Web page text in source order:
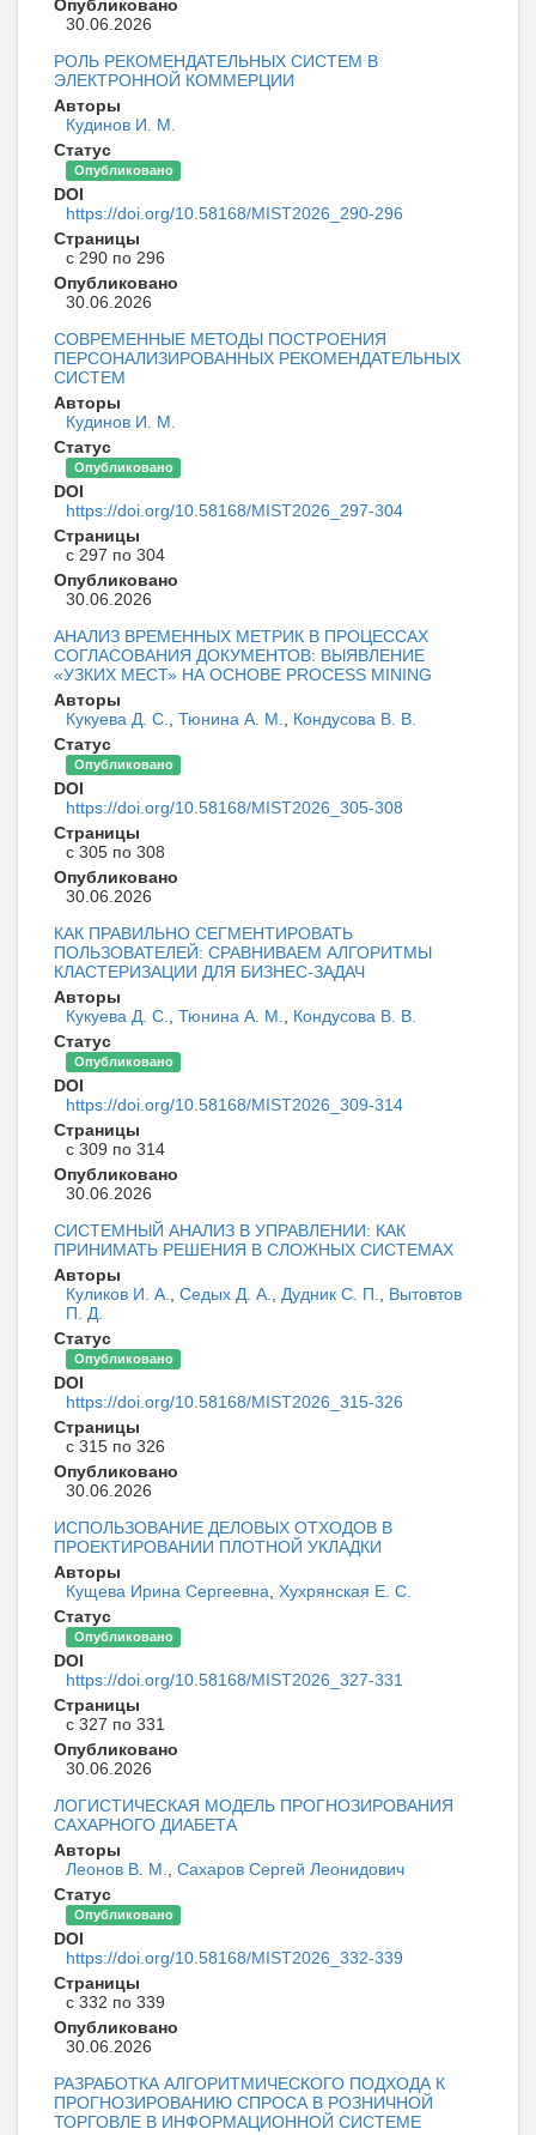
Опубликовано
30.06.2026
РОЛЬ РЕКОМЕНДАТЕЛЬНЫХ СИСТЕМ В
ЭЛЕКТРОННОЙ КОММЕРЦИИ
Авторы
Кудинов И. М.
Статус
Опубликовано
DOI
https://doi.org/10.58168/MIST2026_290-296
Страницы
с 290 по 296
Опубликовано
30.06.2026
СОВРЕМЕННЫЕ МЕТОДЫ ПОСТРОЕНИЯ
ПЕРСОНАЛИЗИРОВАННЫХ РЕКОМЕНДАТЕЛЬНЫХ
СИСТЕМ
Авторы
Кудинов И. М.
Статус
Опубликовано
DOI
https://doi.org/10.58168/MIST2026_297-304
Страницы
с 297 по 304
Опубликовано
30.06.2026
АНАЛИЗ ВРЕМЕННЫХ МЕТРИК В ПРОЦЕССАХ
СОГЛАСОВАНИЯ ДОКУМЕНТОВ: ВЫЯВЛЕНИЕ
«УЗКИХ МЕСТ» НА ОСНОВЕ PROCESS MINING
Авторы
Кукуева Д. С.
Тюнина А. М.
Кондусова В. В.
Статус
Опубликовано
DOI
https://doi.org/10.58168/MIST2026_305-308
Страницы
с 305 по 308
Опубликовано
30.06.2026
КАК ПРАВИЛЬНО СЕГМЕНТИРОВАТЬ
ПОЛЬЗОВАТЕЛЕЙ: СРАВНИВАЕМ АЛГОРИТМЫ
КЛАСТЕРИЗАЦИИ ДЛЯ БИЗНЕС-ЗАДАЧ
Авторы
Кукуева Д. С.
Тюнина А. М.
Кондусова В. В.
Статус
Опубликовано
DOI
https://doi.org/10.58168/MIST2026_309-314
Страницы
с 309 по 314
Опубликовано
30.06.2026
СИСТЕМНЫЙ АНАЛИЗ В УПРАВЛЕНИИ: КАК
ПРИНИМАТЬ РЕШЕНИЯ В СЛОЖНЫХ СИСТЕМАХ
Авторы
Куликов И. А.
Седых Д. А. Дудник С. П.
Вытовтов
П. Д.
Статус
Опубликовано
DOI
https://doi.org/10.58168/MIST2026_315-326
Страницы
с 315 по 326
Опубликовано
30.06.2026
ИСПОЛЬЗОВАНИЕ ДЕЛОВЫХ ОТХОДОВ В
ПРОЕКТИРОВАНИИ ПЛОТНОЙ УКЛАДКИ
Авторы
Кущева Ирина Сергеевна Хухрянская Е. С.
Статус
Опубликовано
DOI
https://doi.org/10.58168/MIST2026_327-331
Страницы
с 327 по 331
Опубликовано
30.06.2026
ЛОГИСТИЧЕСКАЯ МОДЕЛЬ ПРОГНОЗИРОВАНИЯ
САХАРНОГО ДИАБЕТА
Авторы
Леонов В. М.
Сахаров Сергей Леонидович
Статус
Опубликовано
DOI
https://doi.org/10.58168/MIST2026_332-339
Страницы
с 332 по 339
Опубликовано
30.06.2026
РАЗРАБОТКА АЛГОРИТМИЧЕСКОГО ПОДХОДА К
ПРОГНОЗИРОВАНИЮ СПРОСА В РОЗНИЧНОЙ
ТОРГОВЛЕ В ИНФОРМАЦИОННОЙ СИСТЕМЕ